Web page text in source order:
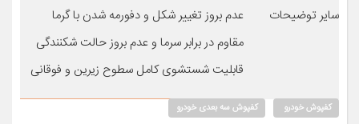
سایر توضیحات
عدم بروز تغییر شکل و دفورمه شدن با گرما
مقاوم در برابر سرما و عدم بروز حالت شکنندگی
قابلیت شستشوی کامل سطوح زیرین و فوقانی
کفپوش خودرو کفپوش سه بعدی خودرو